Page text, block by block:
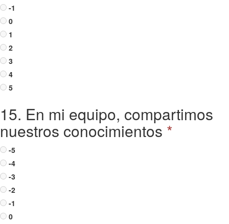
-1
0
1
2
3
4
5
15. En mi equipo, compartimos
nuestros conocimientos *
-5
-4
-3
-2
-1
0